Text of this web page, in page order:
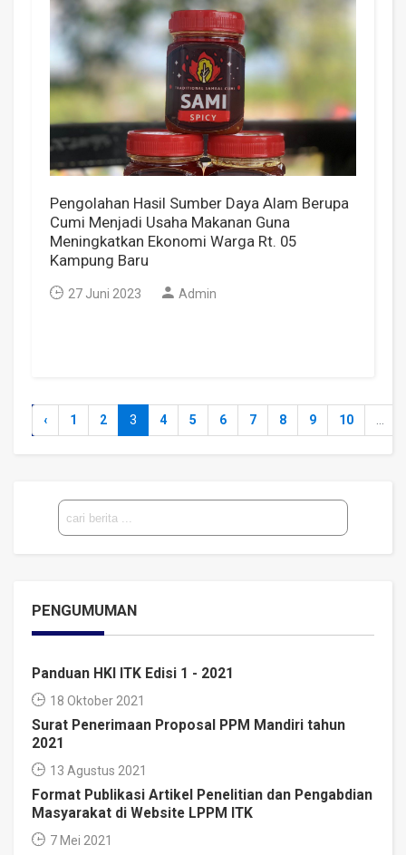
Pengolahan Hasil Sumber Daya Alam Berupa
Cumi Menjadi Usaha Makanan Guna
Meningkatkan Ekonomi Warga Rt. 05
Kampung Baru
27 Juni 2023 Admin
‹ 1 2 3 4 5 6 7 8 9 10
PENGUMUMAN
Panduan HKI ITK Edisi 1 - 2021
18 Oktober 2021
Surat Penerimaan Proposal PPM Mandiri tahun
2021
13 Agustus 2021
Format Publikasi Artikel Penelitian dan Pengabdian
Masyarakat di Website LPPM ITK
7 Mei 2021